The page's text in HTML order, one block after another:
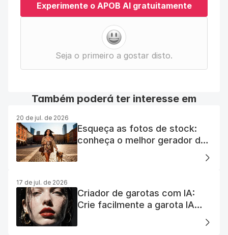
Experimente o APOB AI gratuitamente
Seja o primeiro a gostar disto.
Também poderá ter interesse em
20 de jul. de 2026
Esqueça as fotos de stock:
conheça o melhor gerador de
17 de jul. de 2026
Criador de garotas com IA:
Crie facilmente a garota IA